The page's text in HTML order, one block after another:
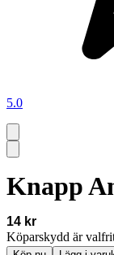
5.0
Knapp
14 kr
Köparskydd är